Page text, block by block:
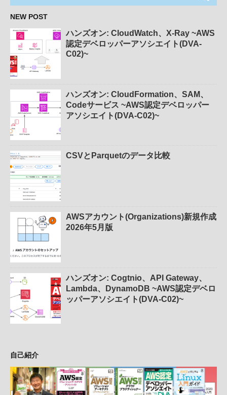
NEW POST
ハンズオン: CloudWatch、X-Ray ~AWS
認定デベロッパーアソシエイト(DVA-
C02)~
ハンズオン: CloudFormation、SAM、
Codeサービス ~AWS認定デベロッパー
アソシエイト(DVA-C02)~
CSVとParquetのデータ比較
AWSアカウント(Organizations)新規作成
2026年5月版
ハンズオン: Cogtnio、API Gateway、
Lambda、DynamoDB ~AWS認定デベロ
ッパーアソシエイト(DVA-C02)~
自己紹介